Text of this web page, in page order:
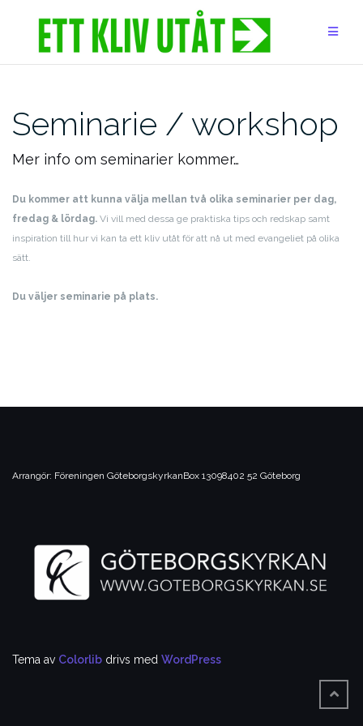
Seminarie / workshop
Mer info om seminarier kommer…
Du kommer att kunna välja mellan två olika seminarier per dag,
fredag & lördag. Vi vill med dessa ge praktiska tips och redskap samt
inspiration till hur vi kan ta ett kliv utåt för att nå ut med evangeliet på olika
sätt.
Du väljer seminarie på plats.
Arrangör: Föreningen GöteborgskyrkanBox 13098402 52 Göteborg
Tema av Colorlib drivs med WordPress